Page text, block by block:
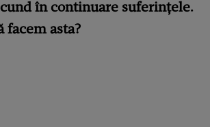
în continuare suferințele.
facem asta?